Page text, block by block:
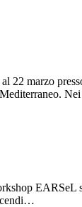
marzo
Mediterraneo.
EARSeL